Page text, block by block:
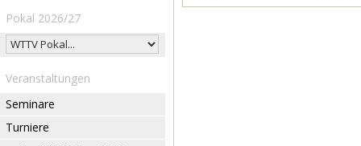
Pokal 2026/27
Veranstaltungen
Seminare
Turniere